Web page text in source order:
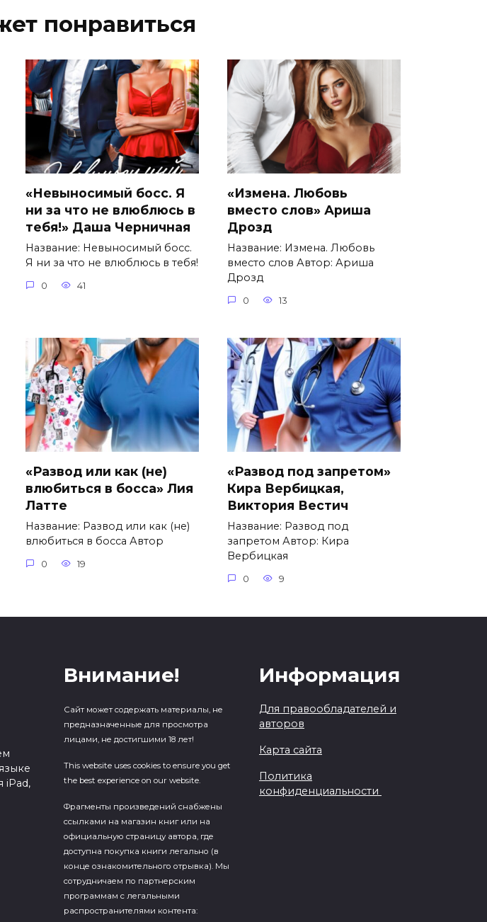
понравиться
«Невыносимый босс. Я
ни за что не влюблюсь в
тебя!» Даша Черничная
Название: Невыносимый босс.
Я ни за что не влюблюсь в тебя!
0 41
«Измена. Любовь
вместо слов» Ариша
Дрозд
Название: Измена. Любовь
вместо слов Автор: Ариша
Дрозд
0 13
«Развод или как (не)
влюбиться в босса» Лия
Латте
Название: Развод или как (не)
влюбиться в босса Автор
0 19
«Развод под запретом»
Кира Вербицкая,
Виктория Вестич
Название: Развод под
запретом Автор: Кира
Вербицкая
0 9
iPad,
Внимание!
Сайт может содержать материалы, не
предназначенные для просмотра
лицами, не достигшими 18 лет!
This website uses cookies to ensure you get
the best experience on our website.
Фрагменты произведений cнабжены
ссылками на магазин книг или на
официальную страницу автора, где
доступна покупка книги легально (в
конце ознакомительного отрывка). Мы
сотрудничаем по партнерским
программам с легальными
распространителями контента:
Информация
Для правообладателей и
авторов
Карта сайта
Политика
конфиденциальности